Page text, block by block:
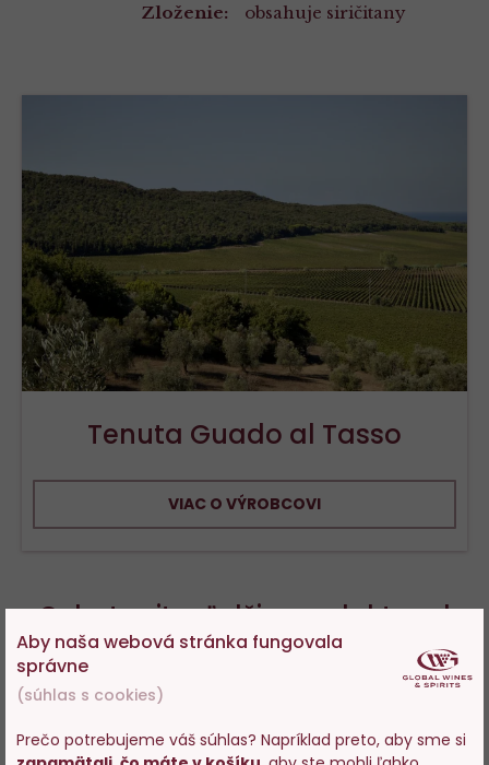
Zloženie:
obsahuje siričitany
nutriční
hodnoty
Tenuta Guado al Tasso
VIAC O VÝROBCOVI
Ochutnajte ďalšie produkty od
výrobcu
Aby naša webová stránka fungovala
správne
(súhlas s cookies)
Prečo potrebujeme váš súhlas? Napríklad preto, aby sme si